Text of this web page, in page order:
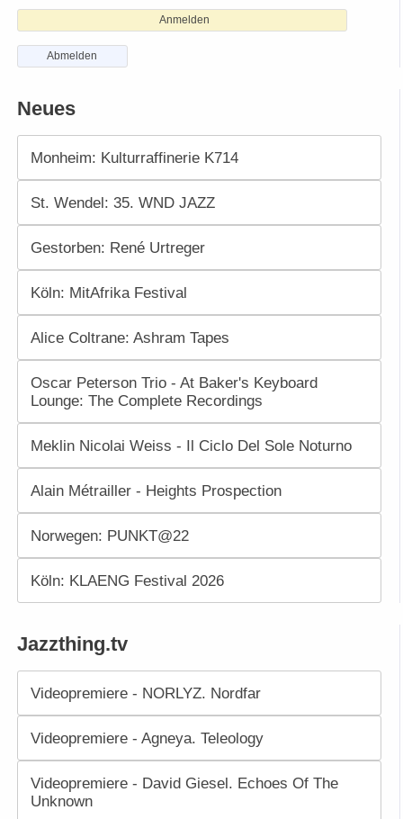
Anmelden
Abmelden
Neues
Monheim: Kulturraffinerie K714
St. Wendel: 35. WND JAZZ
Gestorben: René Urtreger
Köln: MitAfrika Festival
Alice Coltrane: Ashram Tapes
Oscar Peterson Trio - At Baker's Keyboard
Lounge: The Complete Recordings
Meklin Nicolai Weiss - Il Ciclo Del Sole Noturno
Alain Métrailler - Heights Prospection
Norwegen: PUNKT@22
Köln: KLAENG Festival 2026
Jazzthing.tv
Videopremiere - NORLYZ. Nordfar
Videopremiere - Agneya. Teleology
Videopremiere - David Giesel. Echoes Of The
Unknown